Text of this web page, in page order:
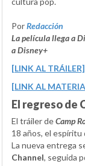
PorRedacción
La película llega a
a Disney+
[LINK AL TRÁILER]
[LINK AL
El regreso de
El tráiler deCamp
18 años, el espíritu
La nueva entrega
Channel, seguida